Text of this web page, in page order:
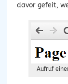
davor gefeit,
Aufruf